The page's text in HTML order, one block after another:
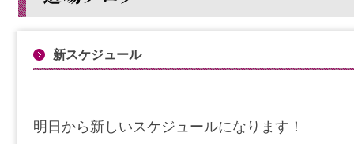
新スケジュール
明日から新しいスケジュールになります！